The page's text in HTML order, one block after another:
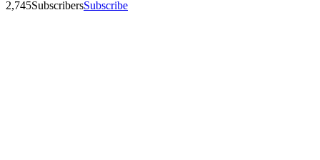
2,745SubscribersSubscribe